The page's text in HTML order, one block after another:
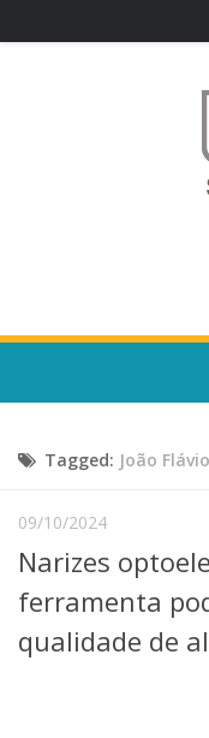
Escola, Institutos
Núcleos e
Telefones e Mapas
Graduação
Tagged: João
09/10/2024
Narizes
ferramenta
qualidade de